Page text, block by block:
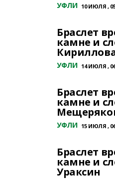
УФЛИ 10 ИЮЛЯ ,
Браслет
камне и
УФЛИ 14 ИЮЛЯ ,
Браслет
камне и
УФЛИ 15 ИЮЛЯ ,
Браслет
камне и
Ураксин